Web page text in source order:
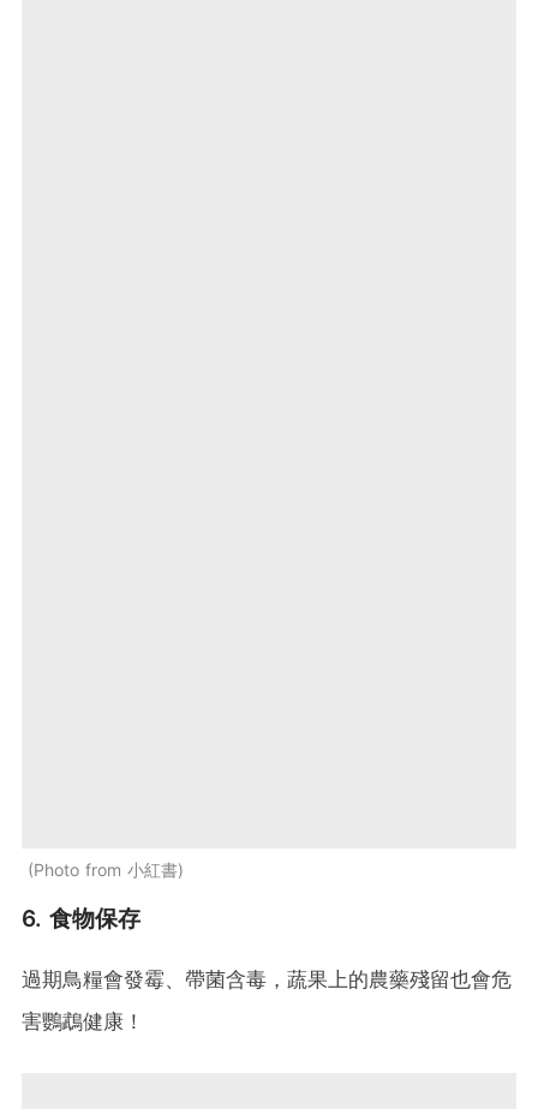
Photo from 小紅書
6. 食物保存
過期鳥糧會發霉、帶菌含毒，蔬果上的農藥殘留也會危
害鸚鵡健康！